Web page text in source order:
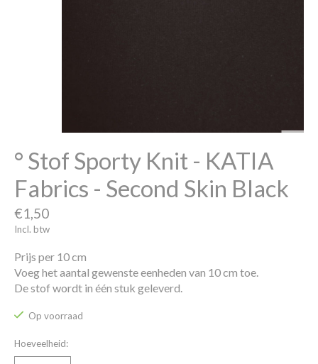
° Stof Sporty Knit - KATIA
Fabrics - Second Skin Black
€1,50
Incl. btw
Prijs per 10 cm
Voeg het aantal gewenste eenheden van 10 cm toe.
De stof wordt in één stuk geleverd.
Op voorraad
Hoeveelheid: